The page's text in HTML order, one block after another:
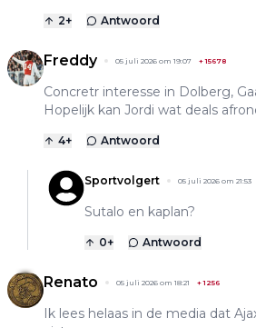
2+ Antwoord
Freddy 05 juli 2026 om 19:07 +15678
Concretr interesse in Dolberg,
Hopelijk kan Jordi wat deals
4+ Antwoord
Sportvolgert 05 juli 2026 om 21:53
Sutalo en kaplan?
0+ Antwoord
Renato 05 juli 2026 om 18:21 +1256
Ik lees helaas in de media dat